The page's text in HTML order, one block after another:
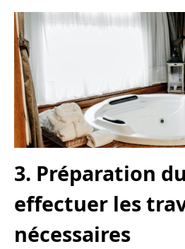
3. Préparation
effectuer les
nécessaires